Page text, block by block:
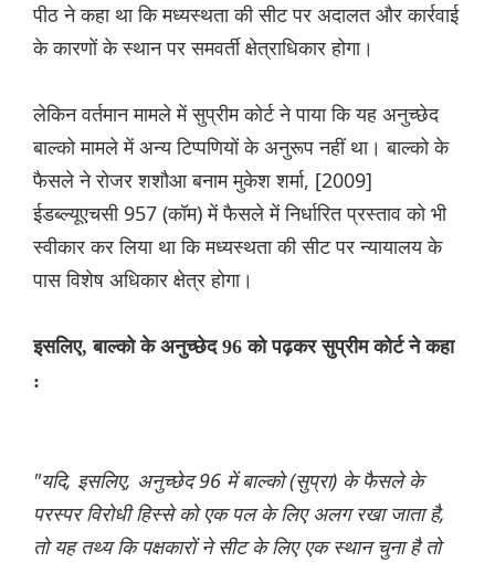
पीठ ने कहा था कि मध्यस्थता की सीट पर अदालत और कार्रवाई
के कारणों के स्थान पर समवर्ती क्षेत्राधिकार होगा।
लेकिन वर्तमान मामले में सुप्रीम कोर्ट ने पाया कि यह अनुच्छेद
बाल्को मामले में अन्य टिप्पणियों के अनुरूप नहीं था। बाल्को के
फैसले ने रोजर शशौआ बनाम मुकेश शर्मा, [2009]
ईडब्ल्यूएचसी 957 (कॉम) में फैसले में निर्धारित प्रस्ताव को भी
स्वीकार कर लिया था कि मध्यस्थता की सीट पर न्यायालय के
पास विशेष अधिकार क्षेत्र होगा।
इसलिए, बाल्को के अनुच्छेद 96 को पढ़कर सुप्रीम कोर्ट ने कहा
:
"यदि, इसलिए, अनुच्छेद 96 में बाल्को (सुप्रा) के फैसले के
परस्पर विरोधी हिस्से को एक पल के लिए अलग रखा जाता है,
तो यह तथ्य कि पक्षकारों ने सीट के लिए एक स्थान चुना है तो